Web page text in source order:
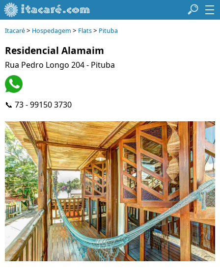
Itacaré> Hospedagem > Flats> Pituba
Residencial Alamaim
Rua Pedro Longo 204 - Pituba
📞 73 - 99150 3730